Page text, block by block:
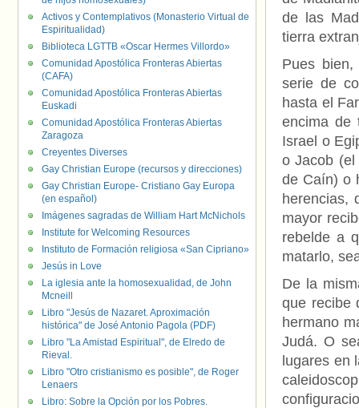
de las
tierra
Pues
serie de
hasta el
encima de
Israel o
o Jacob (el
de Caín) o
herencias,
mayor
rebelde a
matarlo,
De la
que recibe
hermano
Judá. O
lugares en
Activos y Contemplativos (Monasterio Virtual de
Espiritualidad)
Biblioteca LGTTB «Oscar Hermes Villordo»
Comunidad Apostólica Fronteras Abiertas
(CAFA)
Comunidad Apostólica Fronteras Abiertas
Euskadi
Comunidad Apostólica Fronteras Abiertas
Zaragoza
Creyentes Diverses
Gay Christian Europe (recursos y direcciones)
Gay Christian Europe- Cristiano Gay Europa
(en español)
Imágenes sagradas de William Hart McNichols
Institute for Welcoming Resources
Instituto de Formación religiosa «San Cipriano»
Jesús in Love
La iglesia ante la homosexualidad, de John
Mcneill
Libro "Jesús de Nazaret. Aproximación
histórica" de José Antonio Pagola (PDF)
Libro "La Amistad Espiritual", de Elredo de
Rieval.
Libro "Otro cristianismo es posible", de Roger
Lenaers
Libro: Sobre la Opción por los Pobres.